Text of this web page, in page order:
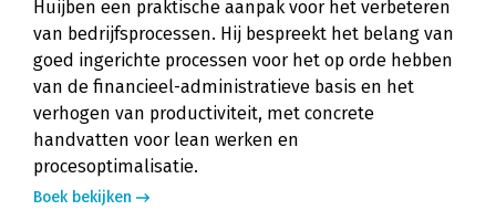
Huijben een praktische aanpak voor het verbeteren
van bedrijfsprocessen. Hij bespreekt het belang van
goed ingerichte processen voor het op orde hebben
van de financieel-administratieve basis en het
verhogen van productiviteit, met concrete
handvatten voor lean werken en
procesoptimalisatie.
Boek bekijken